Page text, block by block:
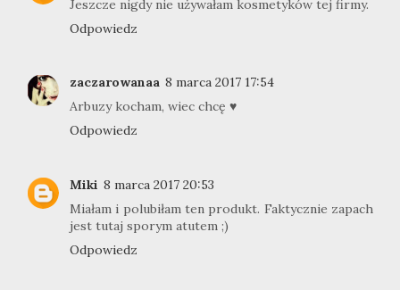
Jeszcze nigdy nie używałam kosmetyków tej firmy.
Odpowiedz
zaczarowanaa 8 marca 2017 17:54
Arbuzy kocham, wiec chcę ♥
Odpowiedz
Miki 8 marca 2017 20:53
Miałam i polubiłam ten produkt. Faktycznie zapach
jest tutaj sporym atutem ;)
Odpowiedz